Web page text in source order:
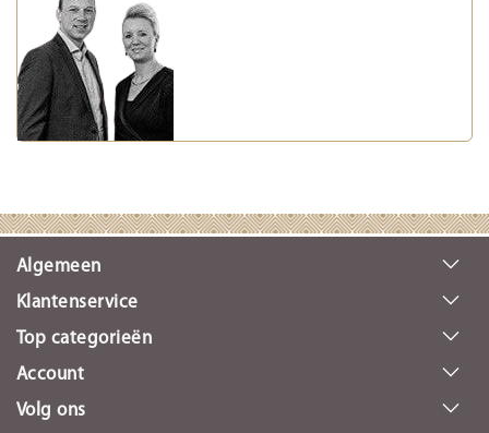
Algemeen
Klantenservice
Top categorieën
Account
Volg ons